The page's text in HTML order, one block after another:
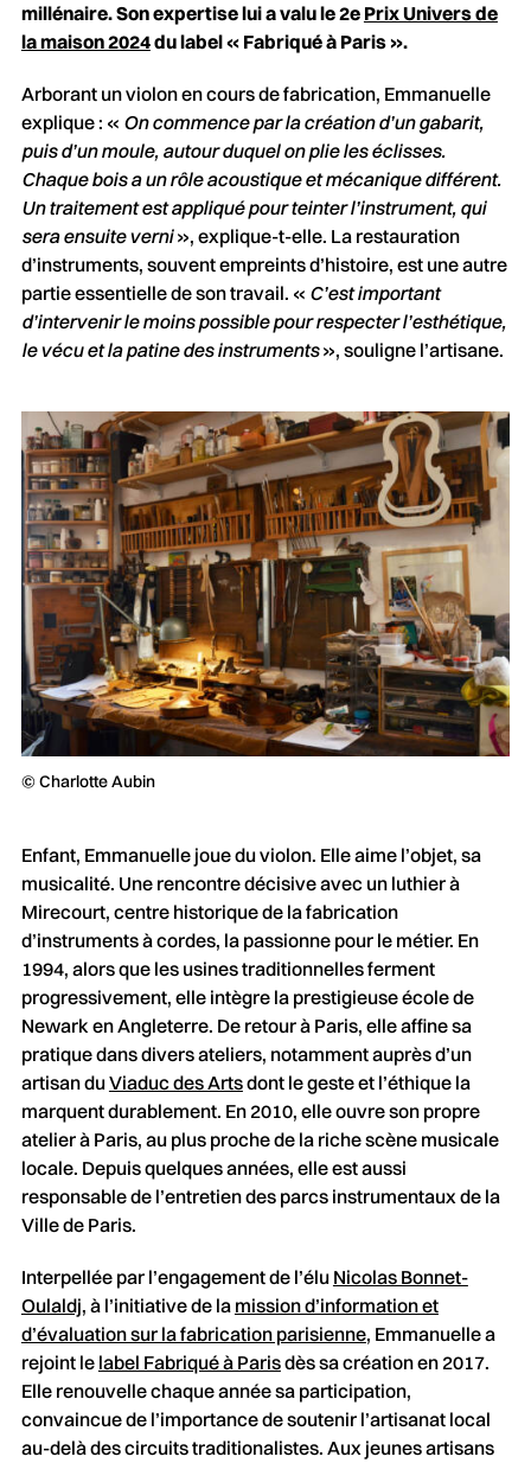
millénaire. Son expertise lui a valu le 2e Prix Univers de
la maison 2024du label « Fabriqué à Paris ».
Arborant un violon en cours de fabrication, Emmanuelle
explique : « On commence par la création d’un gabarit,
puis d’un moule, autour duquel on plie les éclisses.
Chaque bois a un rôle acoustique et mécanique différent.
Un traitement est appliqué pour teinter l’instrument, qui
sera ensuite verni», explique-t-elle. La restauration
d’instruments, souvent empreints d’histoire, est une autre
partie essentielle de son travail. « C’est important
d’intervenir le moins possible pour respecter l’esthétique,
le vécu et la patine des instruments», souligne l’artisane.
© Charlotte Aubin
Enfant, Emmanuelle joue du violon. Elle aime l’objet, sa
musicalité. Une rencontre décisive avec un luthier à
Mirecourt, centre historique de la fabrication
d’instruments à cordes, la passionne pour le métier. En
1994, alors que les usines traditionnelles ferment
progressivement, elle intègre la prestigieuse école de
Newark en Angleterre. De retour à Paris, elle affine sa
pratique dans divers ateliers, notamment auprès d’un
artisan duViaduc des Artsdont le geste et l’éthique la
marquent durablement. En 2010, elle ouvre son propre
atelier à Paris, au plus proche de la riche scène musicale
locale. Depuis quelques années, elle est aussi
responsable de l’entretien des parcs instrumentaux de la
Ville de Paris.
Interpellée par l’engagement de l’élu Nicolas Bonnet-
Oulaldj, à l’initiative de la mission d’information et
d’évaluation sur la fabrication parisienne, Emmanuelle a
rejoint le label Fabriqué à Parisdès sa création en 2017.
Elle renouvelle chaque année sa participation,
convaincue de l’importance de soutenir l’artisanat local
au-delà des circuits traditionalistes. Aux jeunes artisans